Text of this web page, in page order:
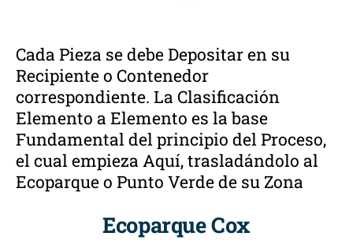
Cada Pieza se debe Depositar en su
Recipiente o Contenedor
correspondiente. La Clasificación
Elemento a Elemento es la base
Fundamental del principio del Proceso,
el cual empieza Aquí, trasladándolo al
Ecoparque o Punto Verde de su Zona
Ecoparque Cox